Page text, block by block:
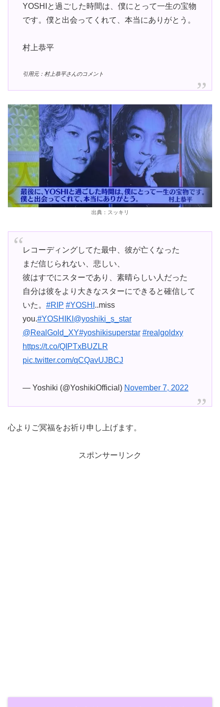
YOSHIと過ごした時間は、僕にとって一生の宝物
です。僕と出会ってくれて、本当にありがとう。
村上恭平
引用元：村上恭平さんのコメント
出典：スッキリ
レコーディングしてた最中、彼が亡くなった
まだ信じられない、悲しい、
彼はすでにスターであり、素晴らしい人だった
自分は彼をより大きなスターにできると確信して
いた。 #RIP #YOSHI ..miss
you.#YOSHIKI @yoshiki_s_star
@RealGold_XY#yoshikisuperstar #realgoldxy
https://t.co/QIPTxBUZLR
pic.twitter.com/qCQavUJBCJ
— Yoshiki (@YoshikiOfficial) November 7, 2022
心よりご冥福をお祈り申し上げます。
スポンサーリンク